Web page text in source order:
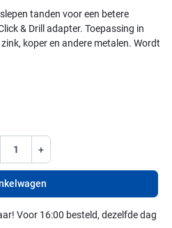
tanden voor een betere
& Drill adapter. Toepassing in
koper en andere metalen. Wordt
+
Voor 16:00 besteld, dezelfde dag